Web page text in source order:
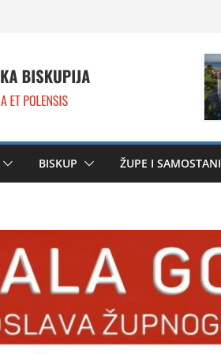
BISKUP ŽUPE I SAMOSTANI